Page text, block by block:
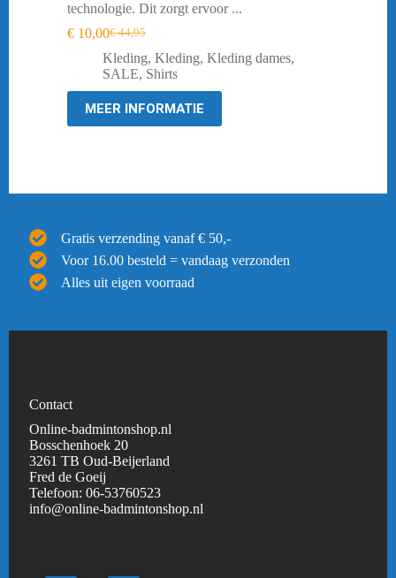
technologie. Dit zorgt ervoor ...
€44,95
Oorspronkelijke
prijs
was:
€ 10,00Huidige
prijs
is:
Kleding, Kleding, Kleding dames,
SALE, Shirts
MEER INFORMATIE
Gratis verzending vanaf € 50,-
Voor 16.00 besteld = vandaag verzonden
Alles uit eigen voorraad
Contact
Online-badmintonshop.nl
Bosschenhoek 20
3261 TB Oud-Beijerland
Fred de Goeij
Telefoon:06-53760523
info@online-badmintonshop.nl